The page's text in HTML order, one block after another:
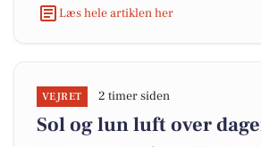
Læs hele artiklen her
VEJRET 2 timer siden
Sol og lun luft over